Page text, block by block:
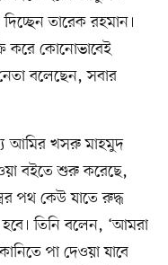
তারেক রহমান।
করে কোনোভাবেই
বলেছেন, সবার
আমির খসরু মাহমুদ
বইতে শুরু করেছে,
পথ কেউ যাতে রুদ্ধ
তিনি বলেন, ‘আমরা
পা দেওয়া যাবে